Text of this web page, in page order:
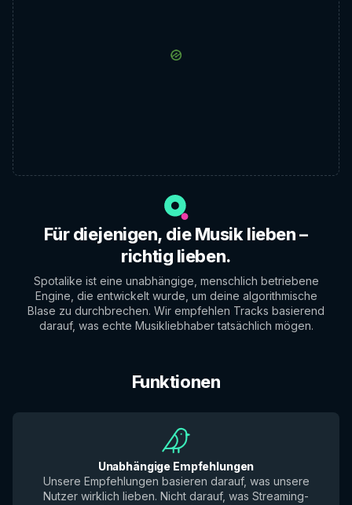
Für diejenigen, die Musik lieben –
richtig lieben.
Spotalike ist eine unabhängige, menschlich betriebene
Engine, die entwickelt wurde, um deine algorithmische
Blase zu durchbrechen. Wir empfehlen Tracks basierend
darauf, was echte Musikliebhaber tatsächlich mögen.
Funktionen
Unabhängige Empfehlungen
Unsere Empfehlungen basieren darauf, was unsere
Nutzer wirklich lieben. Nicht darauf, was Streaming-